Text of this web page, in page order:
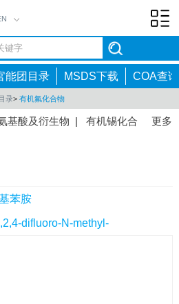
能团目录 MSDS下载 COA查询
录> 有机氟化合物
更多
基酸及衍生物 | 有机锡化合
| 抗炎药物中间体
体|
苯胺
difluoro-N-methyl-